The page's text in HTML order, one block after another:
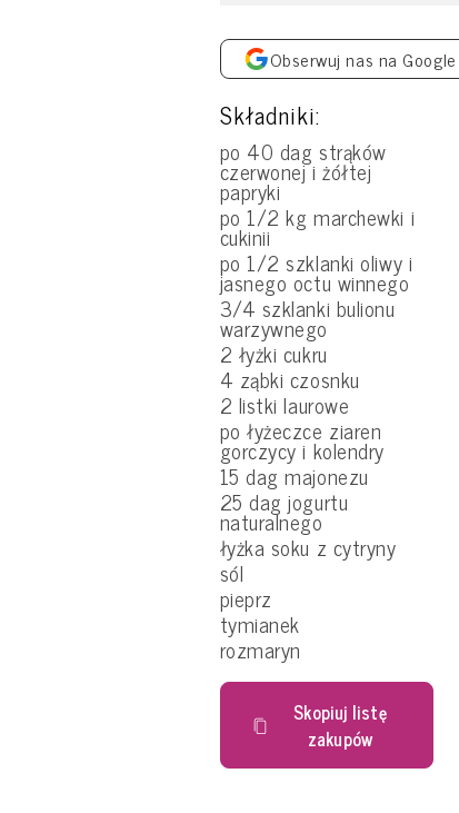
Obserwuj nas na Google
Składniki:
po 40 dag strąków
czerwonej i żółtej
papryki
po 1/2 kg marchewki i
cukinii
po 1/2 szklanki oliwy i
jasnego octu winnego
3/4 szklanki bulionu
warzywnego
2 łyżki cukru
4 ząbki czosnku
2 listki laurowe
po łyżeczce ziaren
gorczycy i kolendry
15 dag majonezu
25 dag jogurtu
naturalnego
łyżka soku z cytryny
sól
pieprz
tymianek
rozmaryn
Skopiuj listę
zakupów